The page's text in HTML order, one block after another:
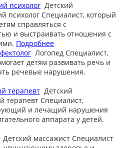
психолог Детский
психолог Специалист, который
справляться с
и выстраивать отношения с
Подробнее
Логопед Специалист,
детям развивать речь и
речевые нарушения.
терапевт Детский
терапевт Специалист,
и лечащий нарушения
аппарата у детей.
Детский массажист Специалист